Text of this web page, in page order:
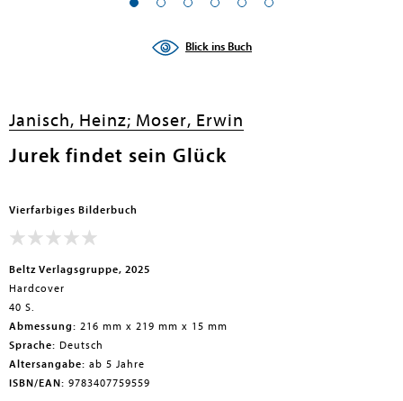
Blick ins Buch
Janisch, Heinz; Moser, Erwin
Jurek findet sein Glück
Vierfarbiges Bilderbuch
Beltz Verlagsgruppe, 2025
Hardcover
40 S.
Abmessung: 216 mm x 219 mm x 15 mm
Sprache: Deutsch
Altersangabe: ab 5 Jahre
ISBN/EAN: 9783407759559